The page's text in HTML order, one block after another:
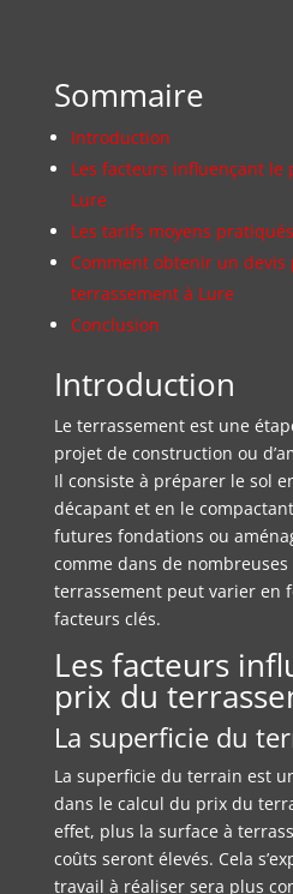
Sommaire
Introduction
Les facteurs influençant le
Lure
Les tarifs moyens
Comment obtenir un
terrassement à Lure
Conclusion
Introduction
Le terrassement est une
projet de construction ou
Il consiste à préparer le sol
décapant et en le
futures fondations ou
comme dans de
terrassement peut varier en
facteurs clés.
Les facteurs
prix du
La superficie du
La superficie du terrain est
dans le calcul du prix du
effet, plus la surface à
coûts seront élevés. Cela
travail à réaliser sera plus